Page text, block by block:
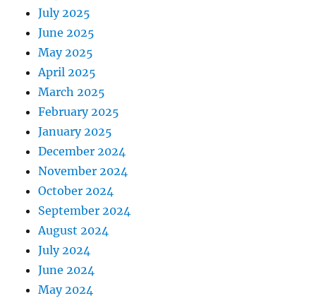
July 2025
June 2025
May 2025
April 2025
March 2025
February 2025
January 2025
December 2024
November 2024
October 2024
September 2024
August 2024
July 2024
June 2024
May 2024